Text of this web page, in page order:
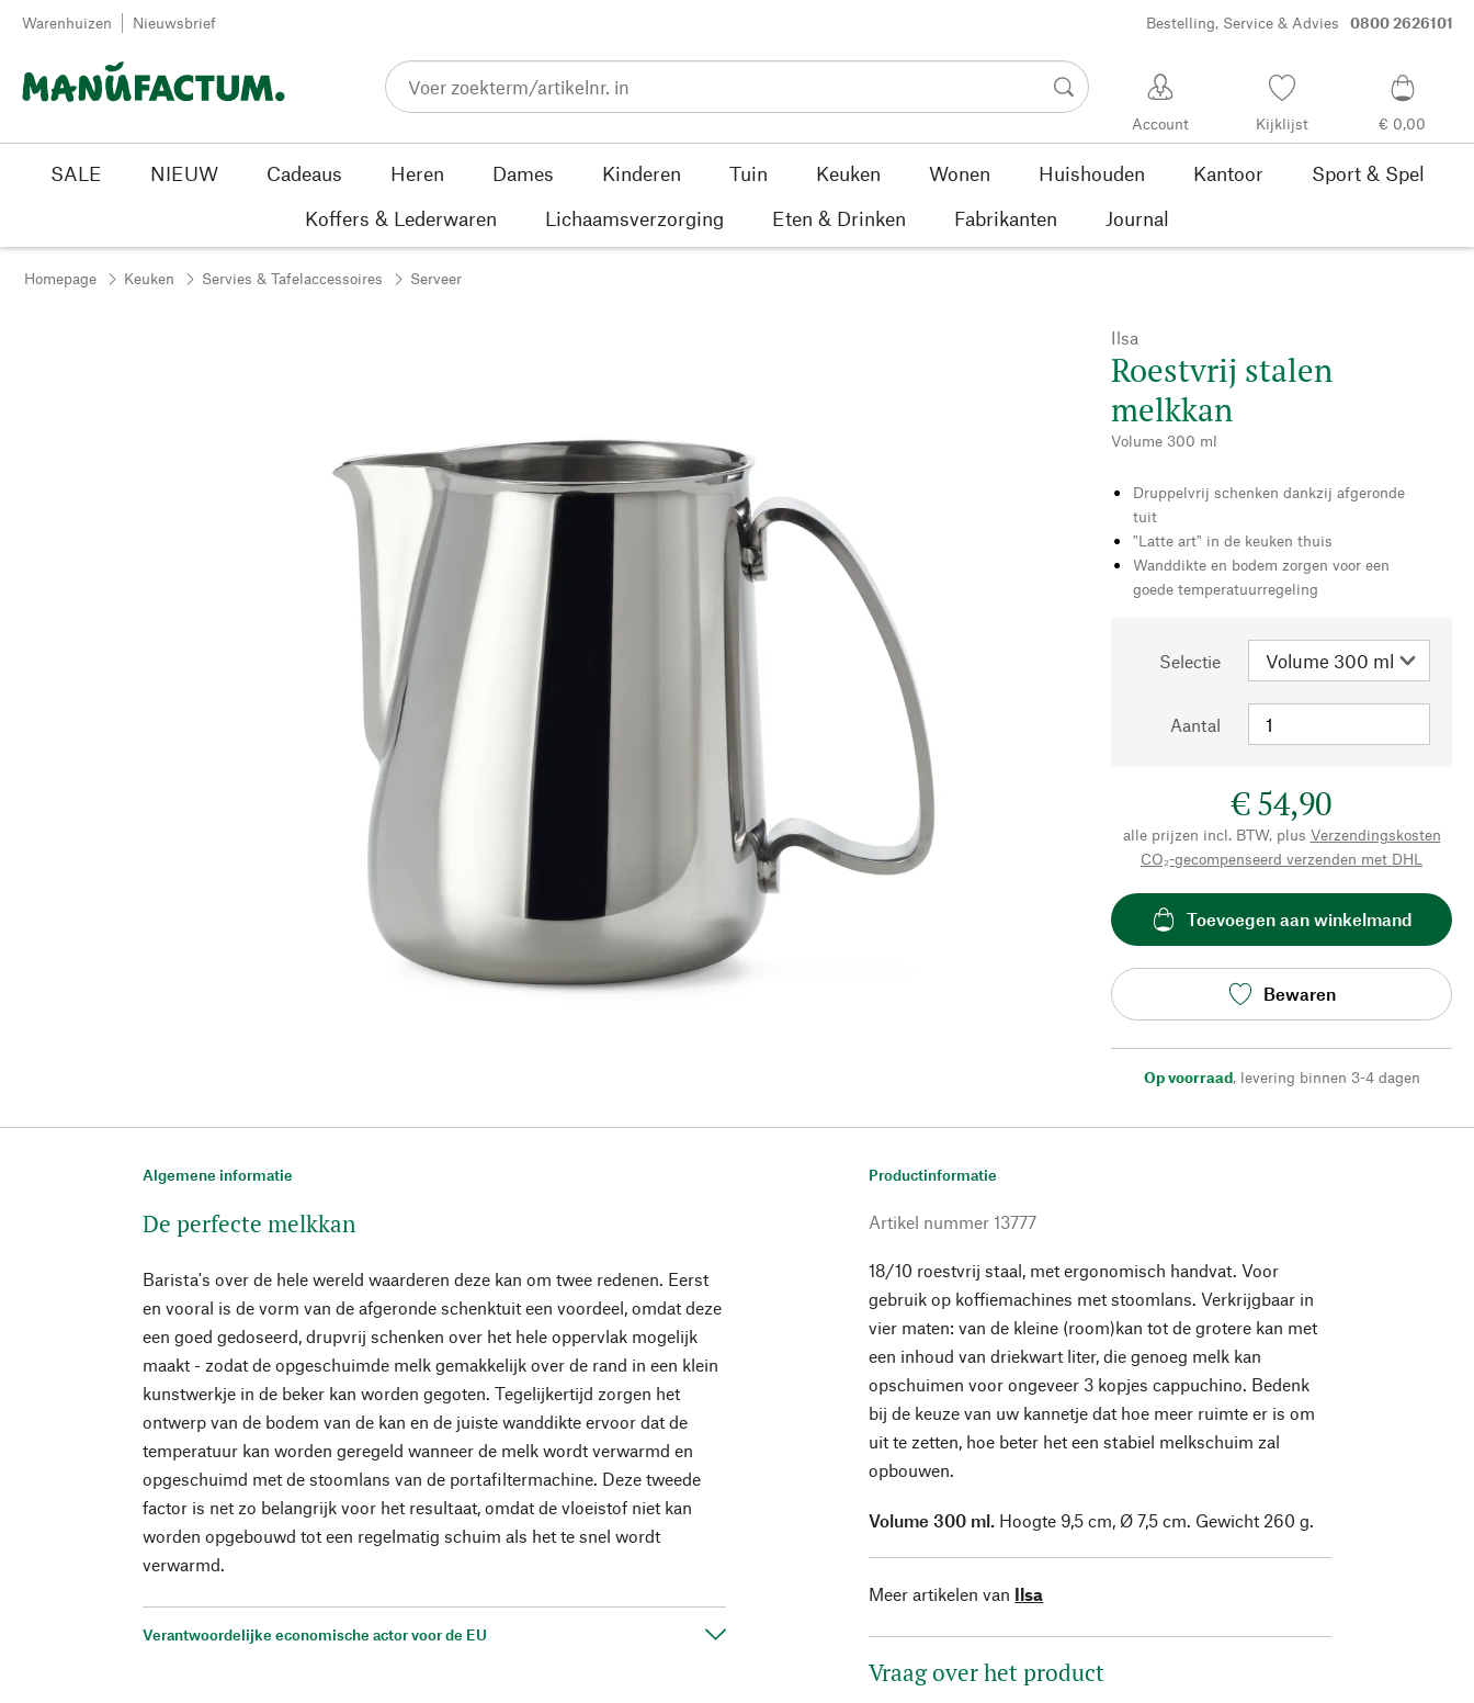
Passer au contenu
Warenhuizen Nieuwsbrief Bestelling, Service & Advies 0800 2626101
Account Kijklijst € 0,00
SALE NIEUW Cadeaus Heren Dames Kinderen Tuin Keuken Wonen Huishouden Kantoor
Sport & Spel
Koffers & Lederwaren
Lichaamsverzorging Eten & Drinken Fabrikanten Journal
Homepage Keuken Servies & Tafelaccessoires Serveer
Ilsa
Roestvrij stalen
melkkan
Volume 300 ml
Druppelvrij schenken dankzij afgeronde
tuit
"Latte art" in de keuken thuis
Wanddikte en bodem zorgen voor een
goede temperatuurregeling
Selectie
Aantal
€ 54,90
alle prijzen incl. BTW, plus Verzendingskosten
CO₂-gecompenseerd verzenden met DHL
Toevoegen aan winkelmand
Bewaren
Op voorraad, levering binnen 3-4 dagen
Algemene informatie
De perfecte melkkan
Barista's over de hele wereld waarderen deze kan om twee redenen. Eerst
en vooral is de vorm van de afgeronde schenktuit een voordeel, omdat deze
een goed gedoseerd, drupvrij schenken over het hele oppervlak mogelijk
maakt - zodat de opgeschuimde melk gemakkelijk over de rand in een klein
kunstwerkje in de beker kan worden gegoten. Tegelijkertijd zorgen het
ontwerp van de bodem van de kan en de juiste wanddikte ervoor dat de
temperatuur kan worden geregeld wanneer de melk wordt verwarmd en
opgeschuimd met de stoomlans van de portafiltermachine. Deze tweede
factor is net zo belangrijk voor het resultaat, omdat de vloeistof niet kan
worden opgebouwd tot een regelmatig schuim als het te snel wordt
verwarmd.
Verantwoordelijke economische actor voor de EU
Productinformatie
Artikel nummer 13777
18/10 roestvrij staal, met ergonomisch handvat. Voor
gebruik op koffiemachines met stoomlans. Verkrijgbaar in
vier maten: van de kleine (room)kan tot de grotere kan met
een inhoud van driekwart liter, die genoeg melk kan
opschuimen voor ongeveer 3 kopjes cappuchino. Bedenk
bij de keuze van uw kannetje dat hoe meer ruimte er is om
uit te zetten, hoe beter het een stabiel melkschuim zal
opbouwen.
Volume 300 ml. Hoogte 9,5 cm, Ø 7,5 cm. Gewicht 260 g.
Meer artikelen van Ilsa
Vraag over het product